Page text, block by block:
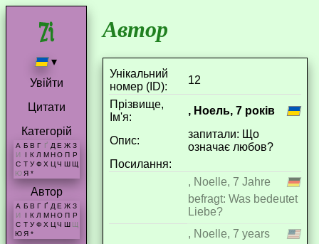
▾
Увійти
Цитати
Категорій
А Б В Г Ґ Д Е Ж З
И
І К Л М Н О П Р
С Т У Ф Х Ц Ч Ш Щ
Ю Я *
Автор
А Б В Г Ґ Д Е Ж З
И
К Л М Н О П Р
С Т У Ф Х Ц Ч Ш Щ
Ю Я *
Автор
Унікальний
номер (ID):
12
Прізвище,
Ім'я:
, Ноель, 7 років
Опис:
запитали: Що
означає любов?
Посилання:
, Noelle, 7 Jahre
befragt: Was bedeutet
Liebe?
, Noelle, 7 years